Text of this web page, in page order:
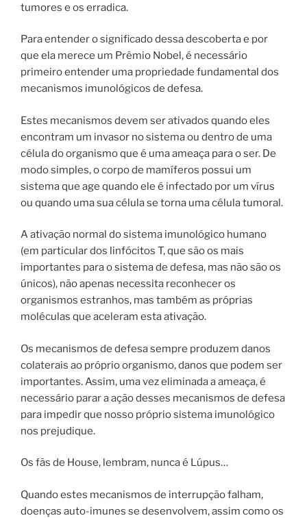
tumores e os erradica.
Para entender o significado dessa descoberta e por
que ela merece um Prêmio Nobel, é necessário
primeiro entender uma propriedade fundamental dos
mecanismos imunológicos de defesa.
Estes mecanismos devem ser ativados quando eles
encontram um invasor no sistema ou dentro de uma
célula do organismo que é uma ameaça para o ser. De
modo simples, o corpo de mamíferos possui um
sistema que age quando ele é infectado por um vírus
ou quando uma sua célula se torna uma célula tumoral.
A ativação normal do sistema imunológico humano
(em particular dos linfócitos T, que são os mais
importantes para o sistema de defesa, mas não são os
únicos), não apenas necessita reconhecer os
organismos estranhos, mas também as próprias
moléculas que aceleram esta ativação.
Os mecanismos de defesa sempre produzem danos
colaterais ao próprio organismo, danos que podem ser
importantes. Assim, uma vez eliminada a ameaça, é
necessário parar a ação desses mecanismos de defesa
para impedir que nosso próprio sistema imunológico
nos prejudique.
Os fãs de House, lembram, nunca é Lúpus…
Quando estes mecanismos de interrupção falham,
doenças auto-imunes se desenvolvem, assim como os